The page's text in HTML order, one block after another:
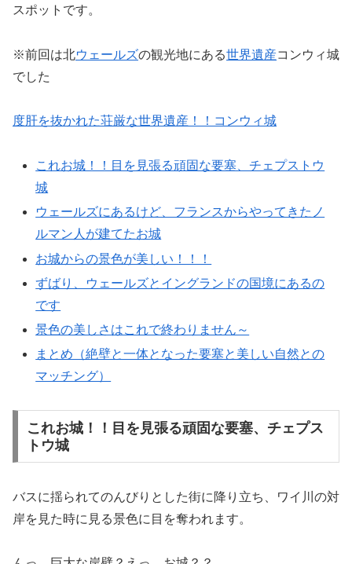
スポットです。
※前回は北ウェールズの観光地にある世界遺産コンウィ城
でした
度肝を抜かれた荘厳な世界遺産！！コンウィ城
これお城！！目を見張る頑固な要塞、チェプストウ
城
ウェールズにあるけど、フランスからやってきたノ
ルマン人が建てたお城
お城からの景色が美しい！！！
ずばり、ウェールズとイングランドの国境にあるの
です
景色の美しさはこれで終わりません～
まとめ（絶壁と一体となった要塞と美しい自然との
マッチング）
これお城！！目を見張る頑固な要塞、チェプス
トウ城
バスに揺られてのんびりとした街に降り立ち、ワイ川の対
岸を見た時に見る景色に目を奪われます。